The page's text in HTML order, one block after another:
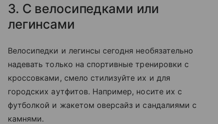
3. С велосипедками или
легинсами
Велосипедки и легинсы сегодня необязательно
надевать только на спортивные тренировки с
кроссовками, смело стилизуйте их и для
городских аутфитов. Например, носите их с
футболкой и жакетом оверсайз и сандалиями с
камнями.